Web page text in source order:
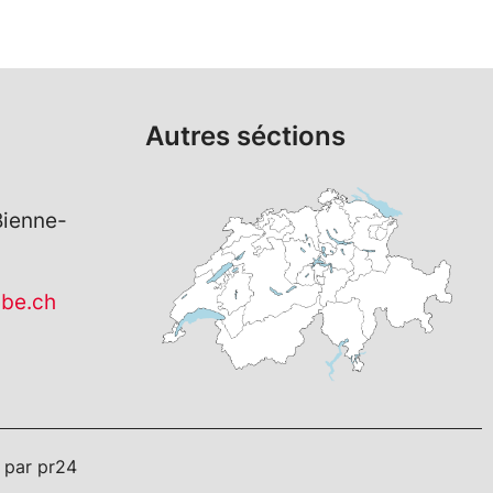
Autres séctions
par pr24